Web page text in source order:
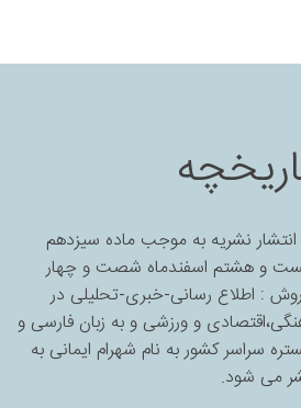
انتشار نشریه به موجب ماده سیزدهم
و هشتم اسفندماه شصت و چهار
: اطلاع رسانی-خبری-تحلیلی در
و ورزشی و به زبان فارسی و
سراسر کشور به نام شهرام ایمانی به